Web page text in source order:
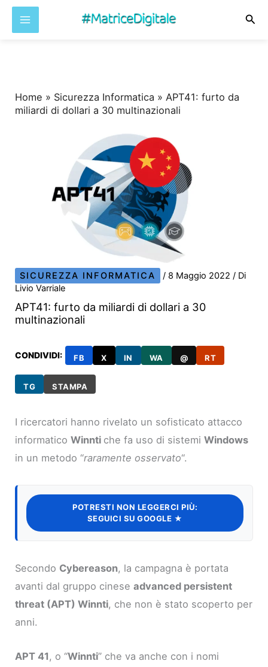
Home » Sicurezza Informatica »APT41: furto da
miliardi di dollari a 30 multinazionali
SICUREZZA INFORMATICA / 8 Maggio 2022/ Di
Livio Varriale
APT41: furto da miliardi di dollari a 30
multinazionali
CONDIVIDI: FB X IN WA @ RT
TG STAMPA
I ricercatori hanno rivelato un sofisticato attacco
informaticoWinnti che fa uso di sistemiWindows
in un metodo “raramente osservato“.
POTRESTI NON LEGGERCI PIÙ:
SEGUICI SU GOOGLE ★
Secondo Cybereason, la campagna è portata
avanti dal gruppo cineseadvanced persistent
threat (APT) Winnti, che non è stato scoperto per
anni.
APT 41 , o “Winnti” che va anche con i nomi